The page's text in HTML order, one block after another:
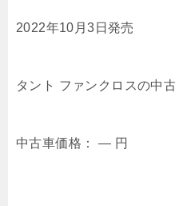
2022年10月3日発売
タント ファンクロスの中
中古車価格： ― 円